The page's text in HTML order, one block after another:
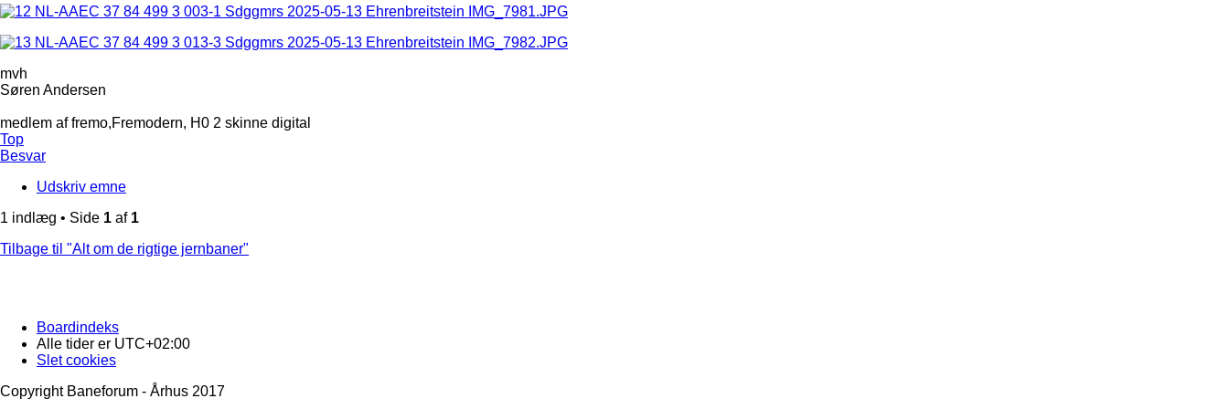
mvh
Søren Andersen
medlem af fremo,Fremodern, H0 2 skinne digital
Top
Besvar
Udskriv emne
1 indlæg • Side 1 af 1
Tilbage til "Alt om de rigtige jernbaner"
Boardindeks
Alle tider er UTC+02:00
Slet cookies
Copyright Baneforum - Århus 2017